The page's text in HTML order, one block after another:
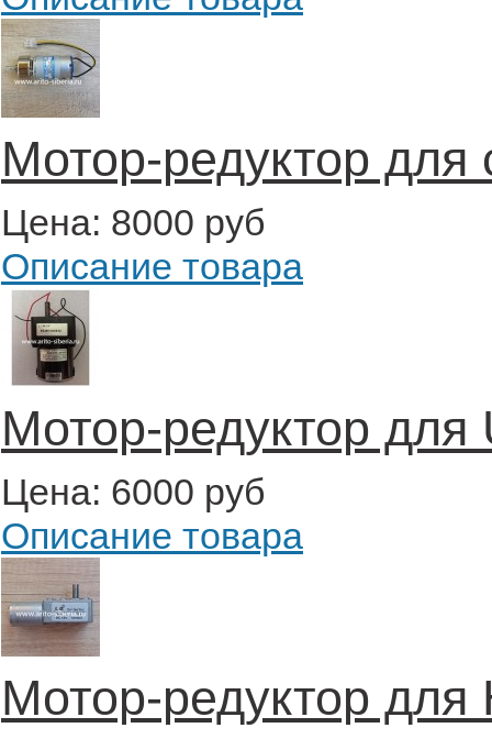
Мотор-редуктор для
Цена: 8000 руб
Описание товара
Мотор-редуктор для
Цена: 6000 руб
Описание товара
Мотор-редуктор для